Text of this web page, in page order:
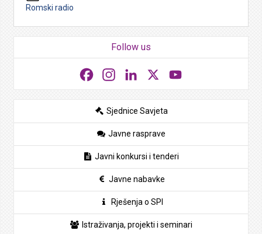
Romski radio
Follow us
FacebookInstagramLinkedIn
Sjednice Savjeta
Javne rasprave
Javni konkursi i tenderi
Javne nabavke
Rješenja o SPI
Istraživanja, projekti i seminari